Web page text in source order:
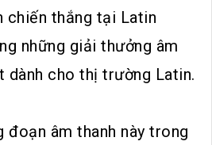
chiến thắng tại Latin
những giải thưởng âm
dành cho thị trường Latin.
đoạn âm thanh này trong